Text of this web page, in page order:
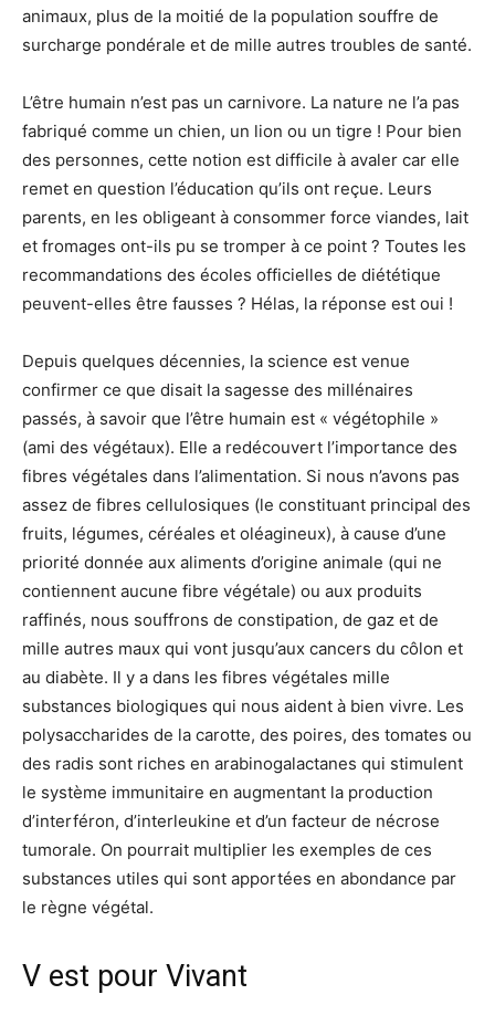
animaux, plus de la moitié de la population souffre de
surcharge pondérale et de mille autres troubles de santé.
L’être humain n’est pas un carnivore. La nature ne l’a pas
fabriqué comme un chien, un lion ou un tigre ! Pour bien
des personnes, cette notion est difficile à avaler car elle
remet en question l’éducation qu’ils ont reçue. Leurs
parents, en les obligeant à consommer force viandes, lait
et fromages ont-ils pu se tromper à ce point ? Toutes les
recommandations des écoles officielles de diététique
peuvent-elles être fausses ? Hélas, la réponse est oui !
Depuis quelques décennies, la science est venue
confirmer ce que disait la sagesse des millénaires
passés, à savoir que l’être humain est « végétophile »
(ami des végétaux). Elle a redécouvert l’importance des
fibres végétales dans l’alimentation. Si nous n’avons pas
assez de fibres cellulosiques (le constituant principal des
fruits, légumes, céréales et oléagineux), à cause d’une
priorité donnée aux aliments d’origine animale (qui ne
contiennent aucune fibre végétale) ou aux produits
raffinés, nous souffrons de constipation, de gaz et de
mille autres maux qui vont jusqu’aux cancers du côlon et
au diabète. Il y a dans les fibres végétales mille
substances biologiques qui nous aident à bien vivre. Les
polysaccharides de la carotte, des poires, des tomates ou
des radis sont riches en arabinogalactanes qui stimulent
le système immunitaire en augmentant la production
d’interféron, d’interleukine et d’un facteur de nécrose
tumorale. On pourrait multiplier les exemples de ces
substances utiles qui sont apportées en abondance par
le règne végétal.
V est pour Vivant